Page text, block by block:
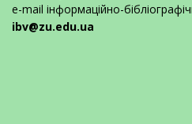
e-mail інформаційно-
ibv@zu.edu.ua